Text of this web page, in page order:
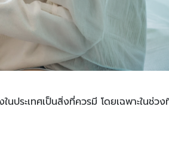
ประเทศเป็นสิ่งที่ควรมี โดยเฉพาะในช่ว